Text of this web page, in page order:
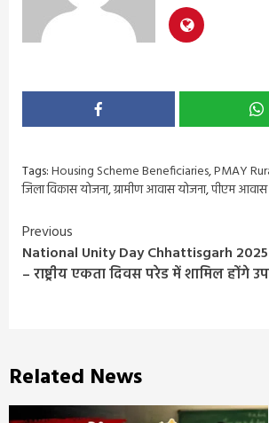
Tags:Housing Scheme Beneficiaries,PMAY
जिला विकास योजना,ग्रामीण आवास योजना,पीएम आवास
Continue
Reading
Previous
National Unity Day Chhattisgarh
– राष्ट्रीय एकता दिवस परेड में शामिल होंगे
Related News